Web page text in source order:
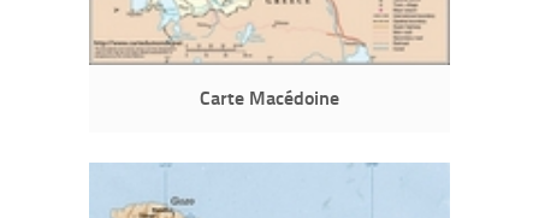
Carte Macédoine